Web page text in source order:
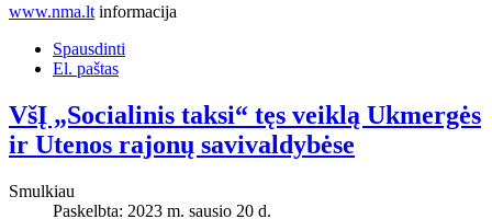
www.nma.lt informacija
Spausdinti
El. paštas
VšĮ „Socialinis taksi“ tęs veiklą Ukmergės
ir Utenos rajonų savivaldybėse
Smulkiau
Paskelbta: 2023 m. sausio 20 d.